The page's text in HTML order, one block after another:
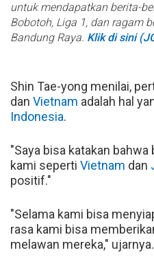
untuk mendapatkan berita-
Bobotoh, Liga 1, dan ragam
Bandung Raya. Klik di sini
Shin Tae-yong menilai,
dan Vietnam adalah hal
Indonesia.
"Saya bisa katakan bahwa
kami seperti Vietnam dan
positif."
"Selama kami bisa
rasa kami bisa
melawan mereka," ujarnya.